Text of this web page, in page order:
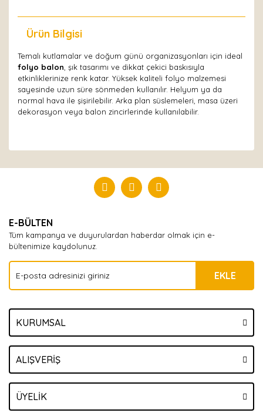
Ürün Bilgisi
Temalı kutlamalar ve doğum günü organizasyonları için ideal
folyo balon , şık tasarımı ve dikkat çekici baskısıyla
etkinliklerinize renk katar. Yüksek kaliteli folyo malzemesi
sayesinde uzun süre sönmeden kullanılır. Helyum ya da
normal hava ile şişirilebilir. Arka plan süslemeleri, masa üzeri
dekorasyon veya balon zincirlerinde kullanılabilir.
Yorum Yaz
E-BÜLTEN
Tüm kampanya ve duyurulardan haberdar olmak için e-
bültenimize kaydolunuz.
EKLE
KURUMSAL
ALIŞVERİŞ
ÜYELİK